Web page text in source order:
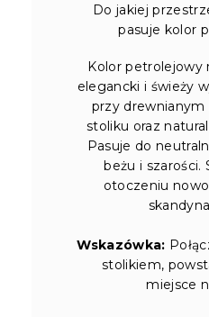
Do jakiej
pasuje kolor
Kolor petrolejowy
elegancki i świeży
przy
stoliku oraz
Pasuje do
beżu i szarości.
otoczeniu
Wskazówka:
stolikiem,
miejsce